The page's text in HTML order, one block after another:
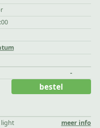
-
light
meer info
bestel